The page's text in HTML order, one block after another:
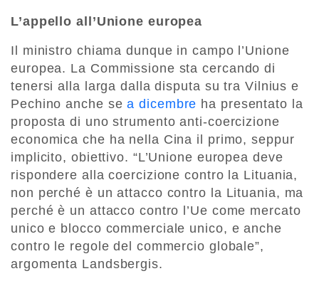
L’appello all’Unione europea
Il ministro chiama dunque in campo l’Unione
europea. La Commissione sta cercando di
tenersi alla larga dalla disputa su tra Vilnius e
Pechino anche sea dicembre ha presentato la
proposta di uno strumento anti-coercizione
economica che ha nella Cina il primo, seppur
implicito, obiettivo. “L’Unione europea deve
rispondere alla coercizione contro la Lituania,
non perché è un attacco contro la Lituania, ma
perché è un attacco contro l’Ue come mercato
unico e blocco commerciale unico, e anche
contro le regole del commercio globale”,
argomenta Landsbergis.